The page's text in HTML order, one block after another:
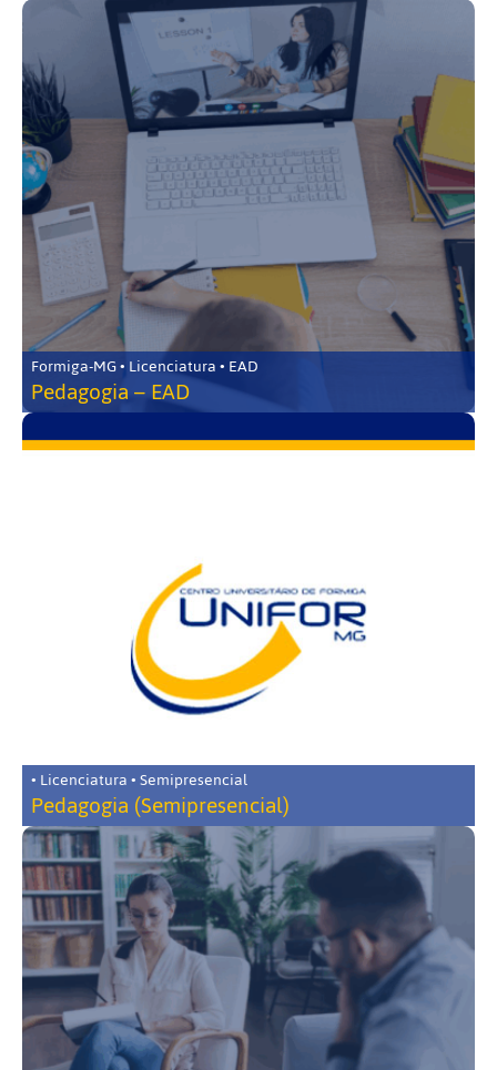
Formiga-MG • Licenciatura • EAD
Pedagogia – EAD
• Licenciatura • Semipresencial
Pedagogia (Semipresencial)